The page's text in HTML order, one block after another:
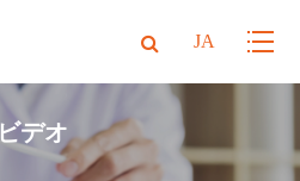
JA
ビデオ